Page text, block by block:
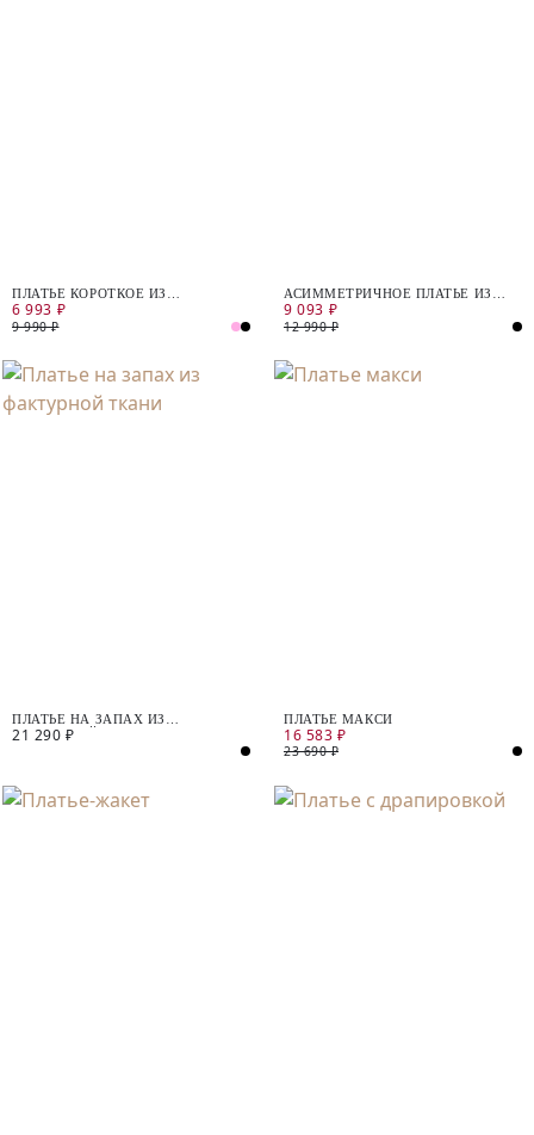
ПЛАТЬЕ КОРОТКОЕ ИЗ
ФАКТУРНОГО ХЛОПКА
6 993 ₽
9 990 ₽
АСИММЕТРИЧНОЕ ПЛАТЬЕ ИЗ
МЕРЦАЮЩЕГО ТРИКОТАЖА
9 093 ₽
12 990 ₽
ПЛАТЬЕ НА ЗАПАХ ИЗ
ФАКТУРНОЙ ТКАНИ
21 290 ₽
ПЛАТЬЕ МАКСИ
16 583 ₽
23 690 ₽